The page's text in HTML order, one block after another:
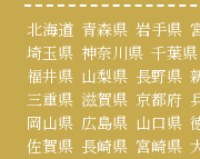
北海道 青森県 岩手県
埼玉県 神奈川県 千葉県
福井県 山梨県 長野県
三重県 滋賀県 京都府
岡山県 広島県 山口県
佐賀県 長崎県 宮崎県